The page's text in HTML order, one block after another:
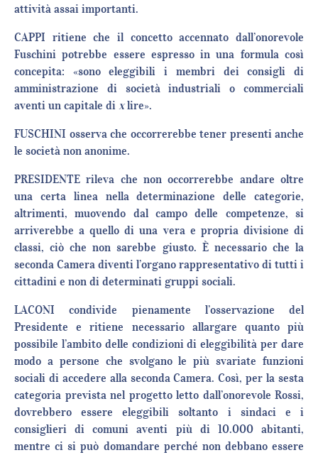
attività assai importanti.
CAPPI ritiene che il concetto accennato dall’onorevole
Fuschini potrebbe essere espresso in una formula così
concepita: «sono eleggibili i membri dei consigli di
amministrazione di società industriali o commerciali
aventi un capitale di xlire».
FUSCHINI osserva che occorrerebbe tener presenti anche
le società non anonime.
PRESIDENTE rileva che non occorrerebbe andare oltre
una certa linea nella determinazione delle categorie,
altrimenti, muovendo dal campo delle competenze, si
arriverebbe a quello di una vera e propria divisione di
classi, ciò che non sarebbe giusto. È necessario che la
seconda Camera diventi l’organo rappresentativo di tutti i
cittadini e non di determinati gruppi sociali.
LACONI condivide pienamente l’osservazione del
Presidente e ritiene necessario allargare quanto più
possibile l’ambito delle condizioni di eleggibilità per dare
modo a persone che svolgano le più svariate funzioni
sociali di accedere alla seconda Camera. Così, per la sesta
categoria prevista nel progetto letto dall’onorevole Rossi,
dovrebbero essere eleggibili soltanto i sindaci e i
consiglieri di comuni aventi più di 10.000 abitanti,
mentre ci si può domandare perché non debbano essere